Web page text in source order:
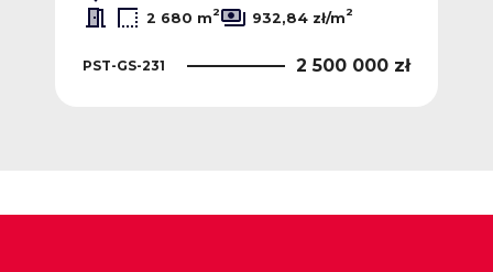
2 680 m2 932,84 zł/m2
PST-GS-231 2 500 000 zł